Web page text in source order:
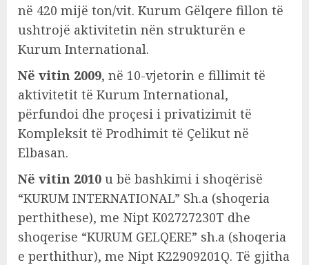
në 420 mijë ton/vit. Kurum Gëlqere fillon të
ushtrojë aktivitetin nën strukturën e
Kurum International.
Në vitin 2009, në 10-vjetorin e fillimit të
aktivitetit të Kurum International,
përfundoi dhe proçesi i privatizimit të
Kompleksit të Prodhimit të Çelikut në
Elbasan.
Në vitin 2010 u bë bashkimi i shoqërisë
“KURUM INTERNATIONAL” Sh.a (shoqeria
perthithese), me Nipt K02727230T dhe
shoqerise “KURUM GELQERE” sh.a (shoqeria
e perthithur), me Nipt K22909201Q. Të gjitha